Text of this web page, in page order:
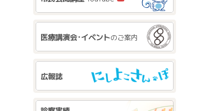
医療講演会･イベントのご案内
広報誌